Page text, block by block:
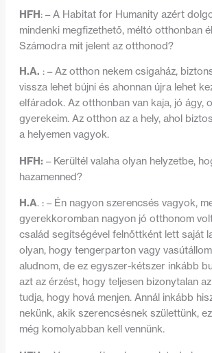
HFH: – A Habitat for Humanity azért
mindenki megfizethető, méltó otthonban
Számodra mit jelent az otthonod?
H.A. : – Az otthon nekem csigaház,
vissza lehet bújni és ahonnan újra lehet
elfáradok. Az otthonban van kaja, jó ágy,
gyerekeim. Az otthon az a hely, ahol
a helyemen vagyok.
HFH: – Kerültél valaha olyan helyzetbe,
hazamenned?
H.A. : – Én nagyon szerencsés vagyok,
gyerekkoromban nagyon jó otthonom
család segítségével felnőttként lett saját
olyan, hogy tengerparton vagy
aludnom, de ez egyszer-kétszer inkább
azt az érzést, hogy teljesen bizonytalan
tudja, hogy hová menjen. Annál inkább
nekünk, akik szerencsésnek születtünk,
még komolyabban kell vennünk.